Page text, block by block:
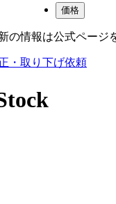
価格
の情報は公式ページ
・取り下げ依頼